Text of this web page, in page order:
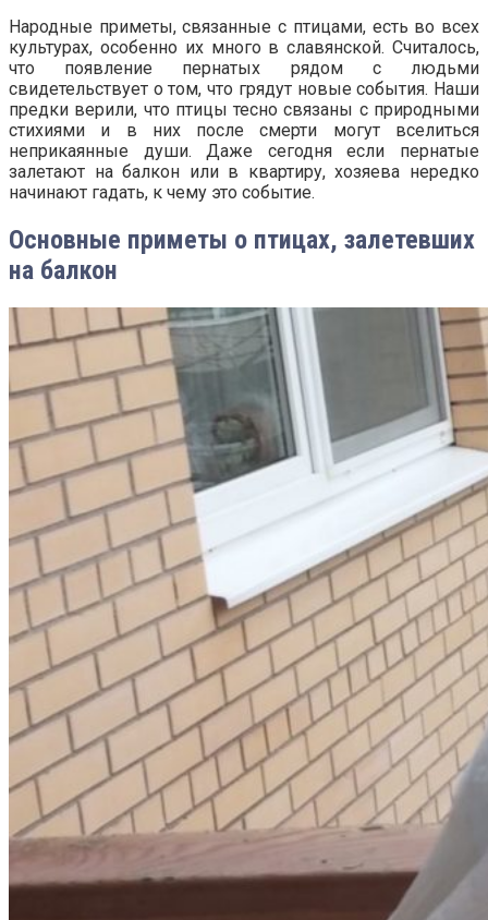
Народные приметы, связанные с птицами, есть во всех
культурах, особенно их много в славянской. Считалось,
что появление пернатых рядом с людьми
свидетельствует о том, что грядут новые события. Наши
предки верили, что птицы тесно связаны с природными
стихиями и в них после смерти могут вселиться
неприкаянные души.Даже сегодня если пернатые
залетают на балкон или в квартиру, хозяева нередко
начинают гадать, к чему это событие.
Основные приметы о птицах, залетевших
на балкон